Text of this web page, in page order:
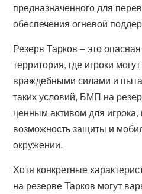
предназначенного для
обеспечения огневой
Резерв Тарков – это
территория, где игроки
враждебными силами и
таких условий, БМП на
ценным активом для
возможность защиты и
окружении.
Хотя конкретные
на резерве Тарков могут